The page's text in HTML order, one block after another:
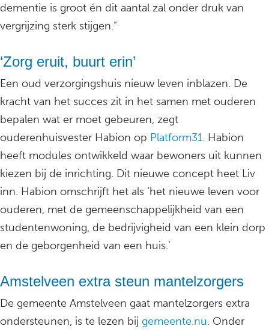
dementie is groot én dit aantal zal onder druk van
vergrijzing sterk stijgen.”
‘Zorg eruit, buurt erin’
Een oud verzorgingshuis nieuw leven inblazen. De
kracht van het succes zit in het samen met ouderen
bepalen wat er moet gebeuren, zegt
ouderenhuisvester Habion op Platform31. Habion
heeft modules ontwikkeld waar bewoners uit kunnen
kiezen bij de inrichting. Dit nieuwe concept heet Liv
inn. Habion omschrijft het als ‘het nieuwe leven voor
ouderen, met de gemeenschappelijkheid van een
studentenwoning, de bedrijvigheid van een klein dorp
en de geborgenheid van een huis.’
Amstelveen extra steun mantelzorgers
De gemeente Amstelveen gaat mantelzorgers extra
ondersteunen, is te lezen bij gemeente.nu. Onder